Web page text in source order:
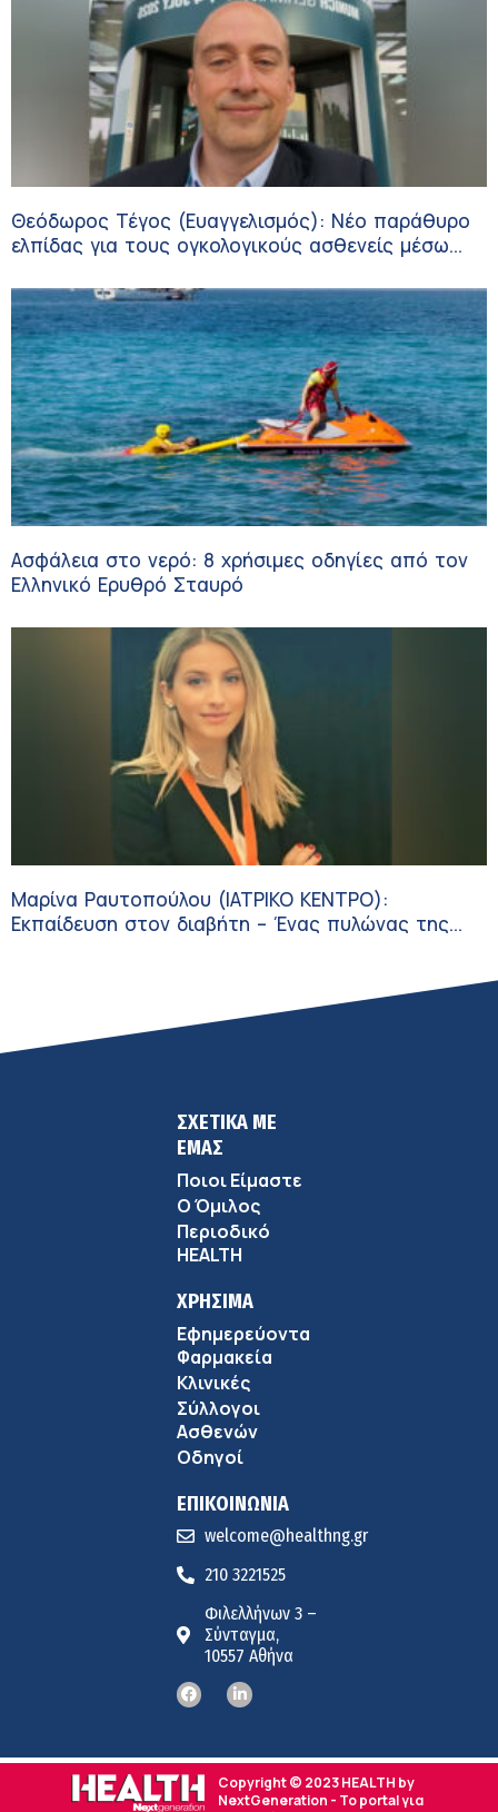
Θεόδωρος Τέγος (Ευαγγελισμός): Νέο παράθυρο
ελπίδας για τους ογκολογικούς ασθενείς μέσω
Ασφάλεια στο νερό: 8 χρήσιμες οδηγίες από τον
Ελληνικό Ερυθρό Σταυρό
Μαρίνα Ραυτοπούλου (ΙΑΤΡΙΚΟ ΚΕΝΤΡΟ):
Εκπαίδευση στον διαβήτη – Ένας πυλώνας της
ΣΧΕΤΙΚΑ ΜΕ
ΕΜΑΣ
Ποιοι Είμαστε
Ο Όμιλος
Περιοδικό
HEALTH
ΧΡΗΣΙΜΑ
Εφημερεύοντα
Φαρμακεία
Κλινικές
Σύλλογοι
Ασθενών
Οδηγοί
ΕΠΙΚΟΙΝΩΝΙΑ
welcome@healthng.gr
210 3221525
Φιλελλήνων 3 –
Σύνταγμα,
10557 Αθήνα
Copyright © 2023 HEALTH by
NextGeneration - Το portal για